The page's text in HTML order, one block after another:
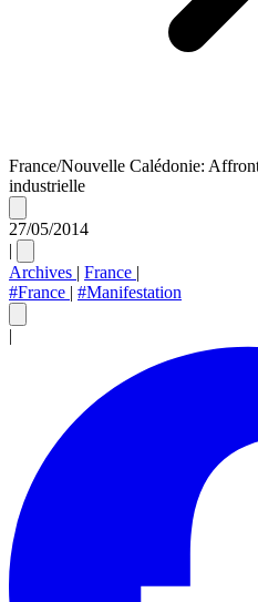
France/Nouvelle Calédonie:
industrielle
27/05/2014
|
Archives | France |
#France | #Manifestation
|